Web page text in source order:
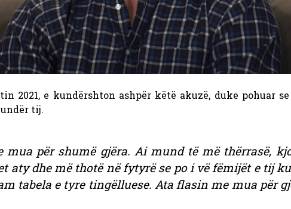
2021, e kundërshton ashpër këtë akuzë, duke pohuar
tij.
për shumë gjëra. Ai mund të më thërrasë,
aty dhe më thotë në fytyrë se po i vë fëmijët e tij
tabela e tyre tingëlluese. Ata flasin me mua për